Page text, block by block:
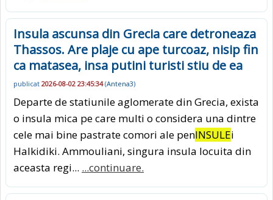
Insula ascunsa din Grecia care detroneaza
Thassos. Are plaje cu ape turcoaz, nisip fin
ca matasea, insa putini turisti stiu de ea
publicat 2026-08-02 23:45:34(Antena3)
Departe de statiunile aglomerate din Grecia, exista
o insula mica pe care multi o considera una dintre
cele mai bine pastrate comori ale penINSULEi
Halkidiki. Ammouliani, singura insula locuita din
aceasta regi... ...continuare.